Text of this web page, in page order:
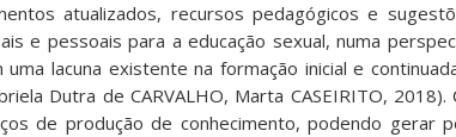
atualizados, recursos pedagógicos e
e pessoais para a educação sexual, numa
lacuna existente na formação inicial e
Dutra de CARVALHO, Marta CASEIRITO,
de produção de conhecimento, podendo gerar